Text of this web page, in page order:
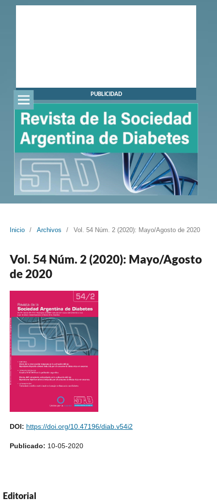
PUBLICIDAD
Inicio / Archivos / Vol. 54 Núm. 2 (2020): Mayo/Agosto de 2020
Vol. 54 Núm. 2 (2020): Mayo/Agosto
de 2020
DOI: https://doi.org/10.47196/diab.v54i2
Publicado: 10-05-2020
Editorial